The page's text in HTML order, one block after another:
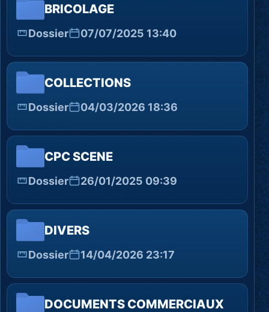
BRICOLAGE
Dossier 07/07/2025 13:40
COLLECTIONS
Dossier 04/03/2026 18:36
CPC SCENE
Dossier 26/01/2025 09:39
DIVERS
Dossier 14/04/2026 23:17
DOCUMENTS COMMERCIAUX